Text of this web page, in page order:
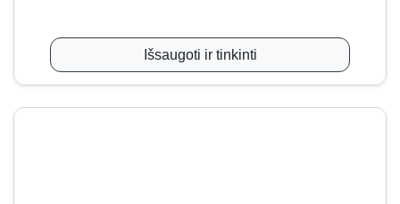
Išsaugoti ir tinkinti